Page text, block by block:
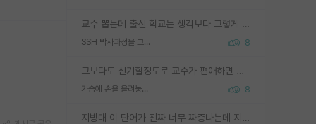
교수 뽑는데 출신 학교는 생각보다 그렇게 안 봄. 앞으로는 더 안 보게 될거임. 박사는 어디서 진행해도 됨. 단, 제대로 쌓고 좋은 실적 만들 수 있다면. 그런데 지방대는 그럴 가능성이 지극히 낮음. 나만 열심히 잘 하면 된다? 인간은 주변 환경에 지배되는 나약한 존재임. 주변의 지방대 대학원생과 섞이고 지방 특유의 여유로움 또는 나쁘게 얘기해서 나태함에 젖어 살다보면 교수의 꿈 자체를 잊어버리게 될 가능성도 있음. 주변 환경이 70~80%임.
SSH 박사과정을 그만두고 지방대 박사로 옮기면 교수의 꿈은 끝일까요? 8
그보다도 신기할정도로 교수가 편애하면 그사람만 논문이 되더라구요 내용이 다른 사람보다 허접해도요
가슴에 손을 올려놓고 싫어하는 사람 불공정하게 리뷰 8
지방대 이 단어가 진짜 너무 짜증나는데 지방대면 다 그냥 쓰레기인가요? 무슨 말 같지도 않은 댓글들이 있는건지??? 지방에도 충분히 좋은 대학 많고 충분히 잘하는 교수님들 많습니다 포항공대 4개 IST 대표 지거국들 여기 모두 다 지방에 있고 여기 출신들 중에 교수하는 분들 적지 않습니다 지거국 출신이 무슨 교수를 하냐?라고 생각할 사람들 많은데 상위 대표 지거국에 아웃라이어들 많습니다 결국 개인의 연구역량과 실적이 중요합니다 이 역량을 펼치는데 있어서 지도교수와의 합도 중요합니다. 그리고 경력이 필요하면 해외포닥까지 다녀오세요